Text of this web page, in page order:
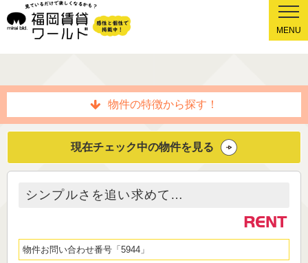
MENU
物件の特徴から探す！
現在チェック中の物件を見る
シンプルさを追い求めて…
物件お問い合わせ番号 5944